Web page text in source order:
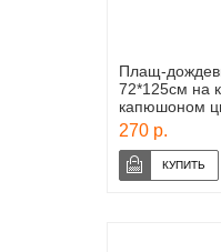
Плащ-
72*125см на
капюшоном
270 р.